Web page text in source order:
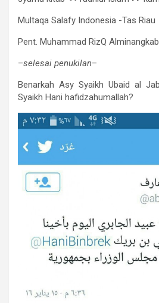
Multaqa Salafy Indonesia -Tas Riau
Pent. Muhammad RizQ
–selesai penukilan–
Benarkah Asy Syaikh Ubaid al
Syaikh Hani hafidzahumallah?